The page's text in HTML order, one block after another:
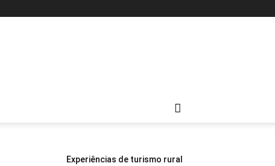
Experiências de turismo rural